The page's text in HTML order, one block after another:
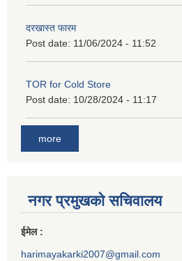
दरखास्त फारम
Post date: 11/06/2024 - 11:52
TOR for Cold Store
Post date: 10/28/2024 - 11:17
more
नगर प्रमुखको सचिवालय
ईमेल :
harimayakarki2007@gmail.com